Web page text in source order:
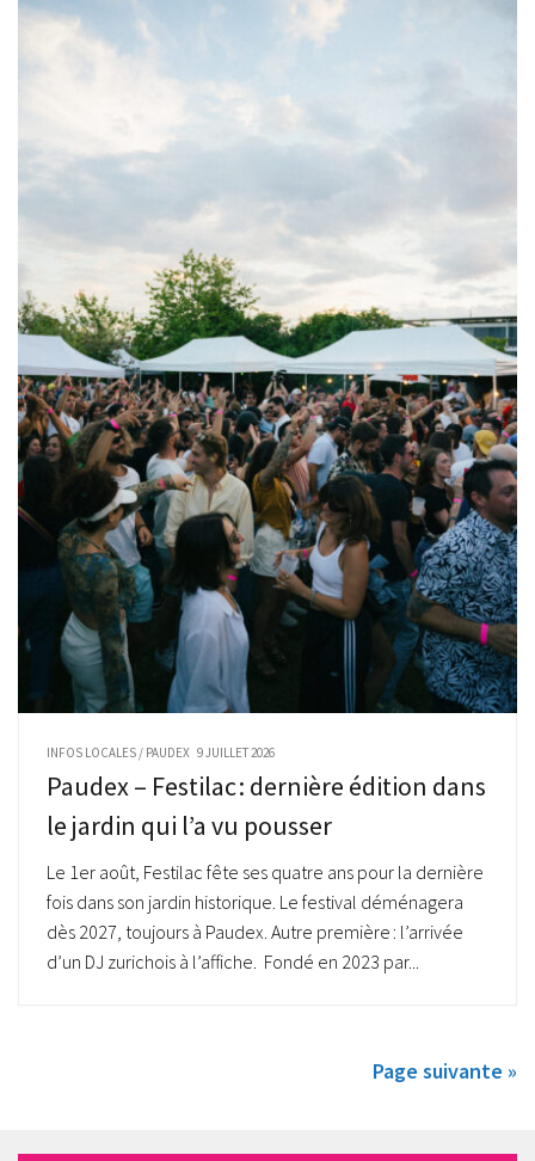
INFOS LOCALES / PAUDEX 9 JUILLET 2026
Paudex – Festilac : dernière édition dans
le jardin qui l’a vu pousser
Le 1er août, Festilac fête ses quatre ans pour la dernière
fois dans son jardin historique. Le festival déménagera
dès 2027, toujours à Paudex. Autre première : l’arrivée
d’un DJ zurichois à l’affiche. Fondé en 2023 par...
Page suivante »